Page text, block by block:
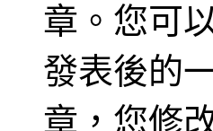
章。您可
發表後的
章，您修